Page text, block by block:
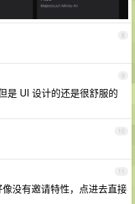
8
9
是 UI 设计的还是很舒服的
10
11
没有邀请特性，点进去直接